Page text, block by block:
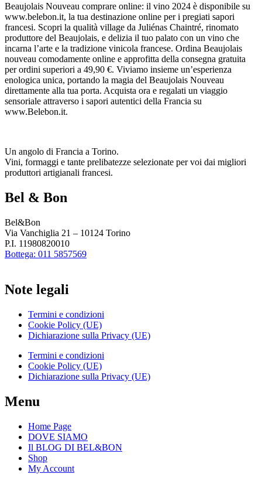
Beaujolais Nouveau comprare online: il vino 2024 è disponibile su
www.belebon.it, la tua destinazione online per i pregiati sapori
francesi. Scopri la qualità village da Juliénas Chaintré, rinomato
produttore del Beaujolais, e delizia il tuo palato con un vino che
incarna l’arte e la tradizione vinicola francese. Ordina Beaujolais
nouveau comodamente online e approfitta della consegna gratuita
per ordini superiori a 49,90 €. Viviamo insieme un’esperienza
enologica unica, portando la magia del Beaujolais Nouveau
direttamente alla tua porta. Acquista ora e regalati un viaggio
sensoriale attraverso i sapori autentici della Francia su
www.Belebon.it.
Un angolo di Francia a Torino.
Vini, formaggi e tante prelibatezze selezionate per voi dai migliori
produttori artigianali francesi.
Bel & Bon
Bel&Bon
Via Vanchiglia 21 – 10124 Torino
P.I. 11980820010
Bottega: 011 5857569
Note legali
Termini e condizioni
Cookie Policy (UE)
Dichiarazione sulla Privacy (UE)
Termini e condizioni
Cookie Policy (UE)
Dichiarazione sulla Privacy (UE)
Menu
Home Page
DOVE SIAMO
Il BLOG DI BEL&BON
Shop
My Account